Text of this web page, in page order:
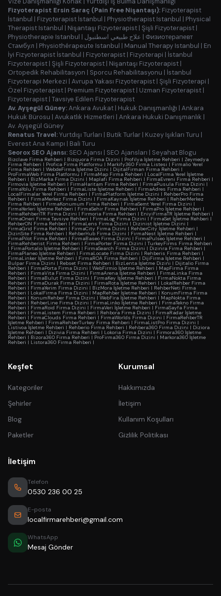
Fizyoterapist Ersin Saraç (Pain Free Nişantaşı): Fizyoterapist
İstanbul | Fizyoterapist İstanbul | Physiotherapist Istanbul | Physical
Therapist Istanbul | Nişantaşı Fizyoterapist | Şişli Fizyoterapist |
Physiotherapie Istanbul | علاج طبيعي اسطنبول | Физиотерапевт
Стамбул | Physiothérapeute Istanbul | Manual Therapy Istanbul | En
İyi Fizyoterapist İstanbul | Fizyoterapist | Fizyoterapi | İstanbul
Fizyoterapist | Şişli Fizyoterapist | Nişantaşı Fizyoterapist |
Ortopedik Rehabilitasyon | Sporcu Rehabilitasyonu | İstanbul
Fizyoterapi Merkezi | Avrupa Yakası Fizyoterapist | Şişli Fizyoterapi |
Özel Fizyoterapist | Premium Fizyoterapist | Uzman Fizyoterapist |
Fizyoterapist | Tavsiye Edilen Fizyoterapist
Av. Ayşegül Güney:Ankara Avukat | Hukuk Danışmanlığı | Ankara
Hukuk Bürosu | Avukatlık Hizmetleri | Ankara Hukuki Danışmanlık |
Av. Ayşegül Güney
Renatus Travel:Yurtdışı Turları | Butik Turlar | Kuzey Işıkları Turu |
Everest Ana Kampı | Bali Turu
Seorox SEO Ajansı: SEO Ajansı | SEO Ajansları | Seyahat Blogu
Bizclave Firma Rehberi | Bizquora Firma Dizini | Profilya İşletme Rehberi | Zeymedya
Firma Rehberi | Profica Firma Platformu | Markify360 Firma Listesi | Firmalio Yerel
Firma Rehberi | WebdeFirma İşletme Dizini | DijitalFirman Firma Rehberi |
ProFirmaWeb Firma Platformu | FirmaMap Firma Rehberi | LocalFirma Yerel İşletme
Rehberi | BizMarka Firma Dizini | Maplafi Firma Rehberi | FirmaEvreni Firma Rehberi |
Firmovia İşletme Rehberi | FirmaHaritam Firma Rehberi | FirmaPusula Firma Dizini |
FirmaYolu Firma Rehberi | FirmaListe İşletme Rehberi | FirmaAdres Firma Rehberi |
LocalFirmalar Yerel Firma Rehberi | FirmaPlatform İşletme Dizini | RehberPro Firma
Rehberi | FirmaMerkez Firma Dizini | FirmaKaynak İşletme Rehberi | RehberMerkez
Firma Rehberi | FirmaKonumum Firma Rehberi | FirmaSemt Yerel Firma Dizini |
FirmaYerleri İşletme Rehberi | FirmaSehir Firma Rehberi | FirmaPro İşletme Rehberi |
FirmaRehberiTR Firma Dizini | Firmoria Firma Rehberi | EniyiFirmaTR İşletme Rehberi |
FirmaOneri Firma Tavsiye Rehberi | FirmaLog Firma Dizini |FirmaSet İşletme Rehberi |
RehberON Firma Rehberi | FirmaLens Firma Dizini | Dizinist İşletme Dizini |
FirmaGrid Firma Rehberi | FirmaCity Firma Dizini | RehberCity İşletme Rehberi |
DizinSite Firma Rehberi | RehberHub Firma Dizini | FirmaNest İşletme Rehberi |
FirmaPilot Firma Rehberi | FirmaBaseo Firma Dizini | FirmaPulseo İşletme Rehberi |
FirmaRehberist Firma Rehberi | FirmaPorter Firma Dizini | TurkeyFirms Firma Rehberi
| FirmaPortalio İşletme Rehberi | FirmaSearch Firma Dizini | Dizinra Firma Rehberi |
FirmaPlaneo İşletme Rehberi | FirmaLocate Firma Dizini | Rehberis Firma Rehberi |
FirmaLinker İşletme Rehberi | FirmaROA Firma Rehberi | DijiFirma İşletme Rehberi |
Bulpar Firma Dizini | Rebset Firma Rehberi | BizLenta İşletme Dizini | Dijitalio Firma
Rehberi | FirmaPorta Firma Dizini | WebFirmio İşletme Rehberi | MapFirma Firma
Rehberi | FirmaVita Firma Dizini | FirmaArena İşletme Rehberi | FirmaLinka Firma
Rehberi | FirmaBulut Firma Dizini | FirmaKey İşletme Rehberi | FirmaNokta Firma
Rehberi | FirmaDurak Firma Dizini | FirmaRota İşletme Rehberi | LokalRehber Firma
Rehberi | FirmaYerim Firma Dizini | BizMora İşletme Rehberi | RehberNeti Firma
Rehberi | LokalFirma Firma Dizini | MapRehber İşletme Rehberi | KonumFirma Firma
Rehberi | KonumRehber Firma Dizini | WebFira İşletme Rehberi | MapNokta Firma
Rehberi | RehberLine Firma Dizini | FirmaLinko İşletme Rehberi | FirmaTekno Firma
Rehberi | FirmaRoid Firma Dizini | FirmaVeri İşletme Rehberi | FirmaSayfa Firma
Rehberi | FirmaListem Firma Rehberi | Rehbora Firma Dizini | FirmaRadar İşletme
Rehberi | FirmaClouds Firma Rehberi | FirmaWorlds Firma Dizini | FirmaRehberTR
İşletme Rehberi | FirmaRehberTurkey Firma Rehberi | FirmaListPro Firma Dizini |
Listivoa İşletme Rehberi | Rehberio Firma Rehberi | Rehbera360 Firma Dizini | Diziora
İşletme Rehberi | Dizivia Firma Rehberi | Lokoria Firma Dizini | Firmora360 İşletme
Rehberi | Bizora360 Firma Rehberi | ProFirma360 Firma Dizini | Markora360 İşletme
Rehberi | Listora360 Firma Rehberi |
Keşfet
Kategoriler
Şehirler
Blog
Paketler
Kurumsal
Hakkımızda
İletişim
Kullanım Koşulları
Gizlilik Politikası
İletişim
Telefon
0530 236 00 25
E-posta
localfirmarehberi@gmail.com
WhatsApp
Mesaj Gönder